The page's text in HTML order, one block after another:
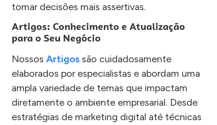
tomar decisões mais assertivas.
Artigos: Conhecimento e Atualização
para o Seu Negócio
Nossos Artigos são cuidadosamente
elaborados por especialistas e abordam uma
ampla variedade de temas que impactam
diretamente o ambiente empresarial. Desde
estratégias de marketing digital até técnicas